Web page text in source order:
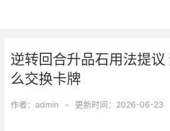
逆转回合升品石用法提议
么交换卡牌
作者： admin • 更新时间：2026-06-23